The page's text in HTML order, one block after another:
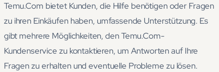
Temu.Com bietet Kunden, die Hilfe benötigen oder Fragen
zu ihren Einkäufen haben, umfassende Unterstützung. Es
gibt mehrere Möglichkeiten, den Temu.Com-
Kundenservice zu kontaktieren, um Antworten auf Ihre
Fragen zu erhalten und eventuelle Probleme zu lösen.